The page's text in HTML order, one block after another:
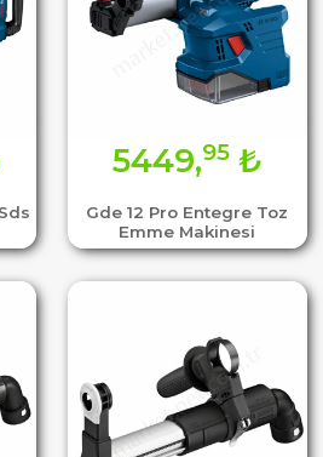
Gde 12 Pro Entegre Toz
Emme Makinesi
5449,95₺